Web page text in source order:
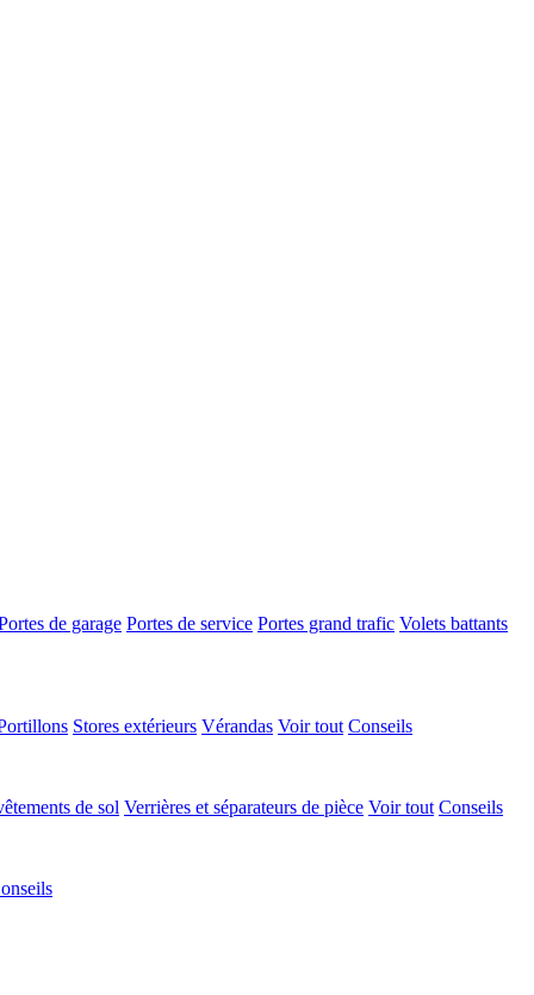
de garage Portes de service Portes grand trafic Volets battants
Stores extérieurs Vérandas Voir tout Conseils
de sol Verrières et séparateurs de pièce Voir tout Conseils